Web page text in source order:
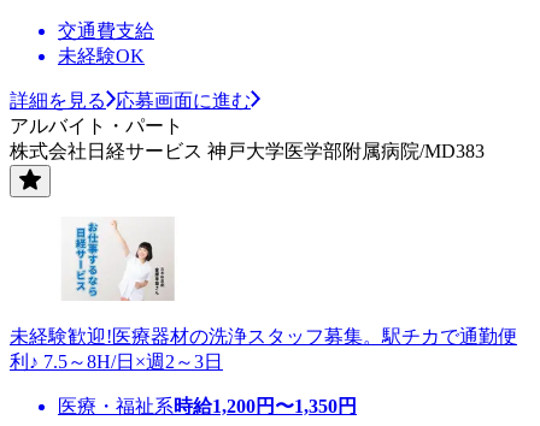
交通費支給
未経験OK
詳細を見る
応募画面に進む
アルバイト・パート
株式会社日経サービス 神戸大学医学部附属病院/MD383
未経験歓迎!医療器材の洗浄スタッフ募集。駅チカで通勤便
利♪ 7.5～8H/日×週2～3日
医療・福祉系時給1,200円〜1,350円